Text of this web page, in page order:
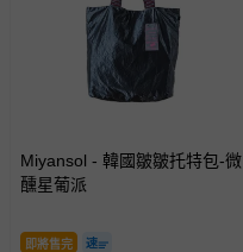
Miyansol - 韓國皺皺托特包-微
醺星葡派
即將售完